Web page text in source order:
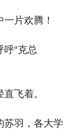
片欢腾！
“克总
飞着。
羽，各大学